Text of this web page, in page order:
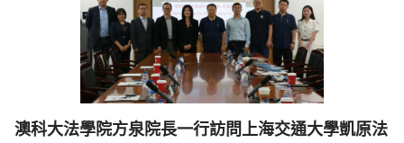
澳科大法學院方泉院長一行訪問上海交通大學凱原法